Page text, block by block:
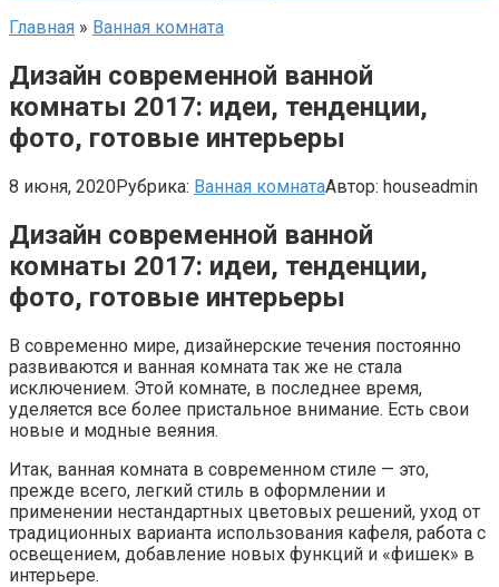
Главная » Ванная комната
Дизайн современной ванной
комнаты 2017: идеи, тенденции,
фото, готовые интерьеры
8 июня, 2020Рубрика: Ванная комнатаАвтор: houseadmin
Дизайн современной ванной
комнаты 2017: идеи, тенденции,
фото, готовые интерьеры
В современно мире, дизайнерские течения постоянно
развиваются и ванная комната так же не стала
исключением. Этой комнате, в последнее время,
уделяется все более пристальное внимание. Есть свои
новые и модные веяния.
Итак, ванная комната в современном стиле — это,
прежде всего, легкий стиль в оформлении и
применении нестандартных цветовых решений, уход от
традиционных варианта использования кафеля, работа с
освещением, добавление новых функций и «фишек» в
интерьере.